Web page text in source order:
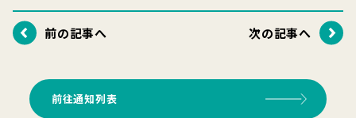
前の記事へ 次の記事へ
前往通知列表